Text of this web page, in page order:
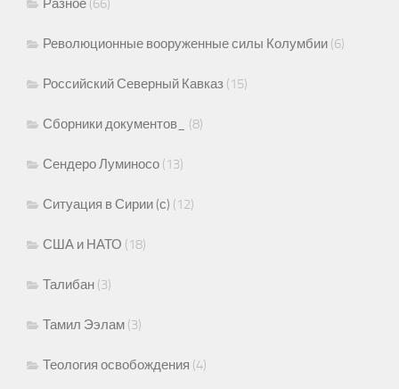
Разное (66)
Революционные вооруженные силы Колумбии (6)
Российский Северный Кавказ (15)
Сборники документов_ (8)
Сендеро Луминосо (13)
Ситуация в Сирии (с) (12)
США и НАТО (18)
Талибан (3)
Тамил Ээлам (3)
Теология освобождения (4)